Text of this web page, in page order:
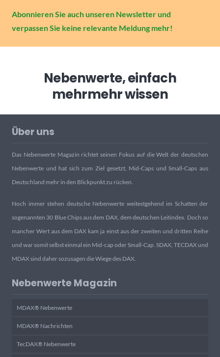
Abonnieren Sie auch unseren Newsletter und
verpassen Sie keine relevante Meldung mehr!
Nebenwerte, einfach
mehrmehr wissen
Über uns
Das Nebenwerte Magazin richtet seinen Fokus auf die Welt der deutschen
Nebenwerte und hat sich zum Ziel gesetzt, Mid-Caps und Small-Caps aus
Deutschland mehr in den Blickpunkt zu rücken.
Noch immer stehen deutsche Nebenwerte weitestgehend im Schatten der
sogenannten 30 Blue Chips aus dem DAX, dem deutschen Leitindex. Doch so
mancher Wert aus dem DAX kam ja einst aus der zweiten und dritten Reihe
und war somit selbst einmal ein Mid-cap oder Small-Cap. SDAX, TECDAX und
MDAX sind daher sozusagen die Wiege des DAX.
Nebenwerte Magazin
MDAX® Nebenwerte
MDAX® Nachrichten
TecDAX® Nebenwerte